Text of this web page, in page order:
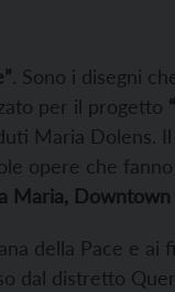
. Sono i disegni
per il progetto
Maria Dolens.
opere che
Maria,
della Pace e
dal distretto